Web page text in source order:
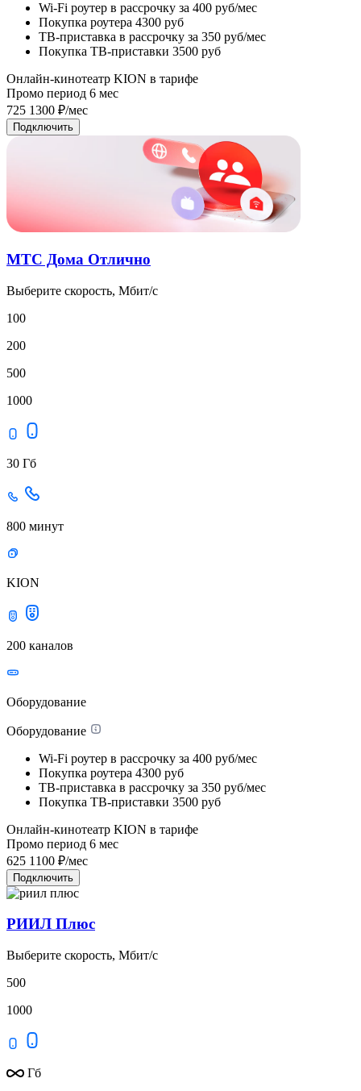
Wi-Fi роутер в рассрочку за 400 руб/мес
Покупка роутера 4300 руб
ТВ-приставка в рассрочку за 350 руб/мес
Покупка ТВ-приставки 3500 руб
Онлайн-кинотеатр KION в тарифе
Промо период 6 мес
725 1300 ₽/мес
Подключить
МТС Дома Отлично
Выберите скорость, Мбит/с
100
200
500
1000
30 Гб
800 минут
KION
200 каналов
Оборудование
Оборудование
Wi-Fi роутер в рассрочку за 400 руб/мес
Покупка роутера 4300 руб
ТВ-приставка в рассрочку за 350 руб/мес
Покупка ТВ-приставки 3500 руб
Онлайн-кинотеатр KION в тарифе
Промо период 6 мес
625 1100 ₽/мес
Подключить
РИИЛ Плюс
Выберите скорость, Мбит/с
500
1000
Гб